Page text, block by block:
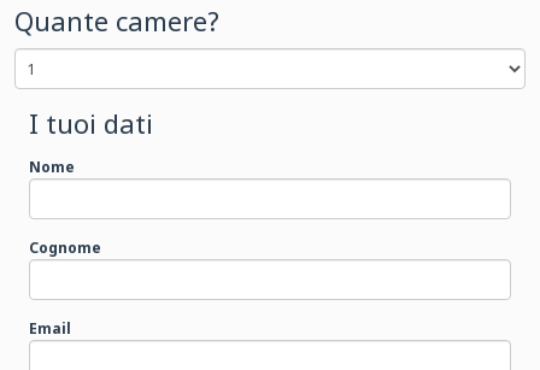
Quante camere?
I tuoi dati
Nome
Cognome
Email